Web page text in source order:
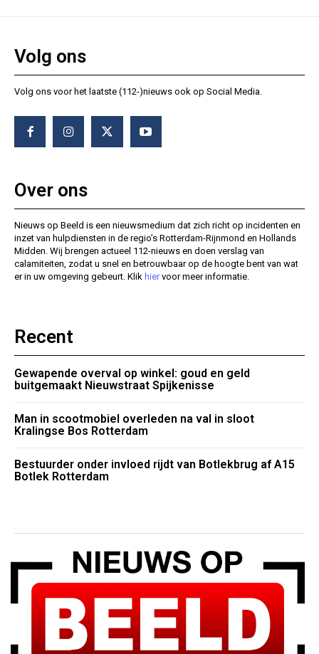
Volg ons
Volg ons voor het laatste (112-)nieuws ook op Social Media.
Over ons
Nieuws op Beeld is een nieuwsmedium dat zich richt op incidenten en
inzet van hulpdiensten in de regio’s Rotterdam-Rijnmond en Hollands
Midden. Wij brengen actueel 112-nieuws en doen verslag van
calamiteiten, zodat u snel en betrouwbaar op de hoogte bent van wat
er in uw omgeving gebeurt. Klik hiervoor meer informatie.
Recent
Gewapende overval op winkel: goud en geld
buitgemaakt Nieuwstraat Spijkenisse
Man in scootmobiel overleden na val in sloot
Kralingse Bos Rotterdam
Bestuurder onder invloed rijdt van Botlekbrug af A15
Botlek Rotterdam